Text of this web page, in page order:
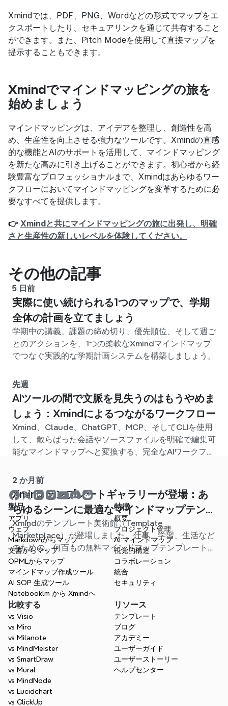
Xmindでは、PDF、PNG、Wordなどの形式でマップをエ
クスポートしたり、セキュアリンクを通じて共有すること
ができます。また、Pitch Modeを使用して直接マップを
提示することもできます。
Xmindでマインドマッピングの旅を
始めましょう
マインドマッピングは、アイデアを整理し、創造性を高
め、生産性を向上させる強力なツールです。Xmindの直感
的な機能とAIのサポートを活用して、マインドマッピング
を新たな高みに引き上げることができます。初心者から経
験豊富なプロフェッショナルまで、Xmindはあらゆるワー
クフローにおいてマインドマッピングを変革するために必
要なすべてを提供します。
👉 Xmindと共にマインドマッピングの旅に出発し、明確
さと生産性の新しいレベルを体験してください。
その他の記事
5 日前
実際に使い続けられる1つのマップで、学期
全体の計画を立てましょう
学期中の講義、課題の締め切り、優先順位、そして週ご
とのアクションを、1つの柔軟なXmindマインドマップ
でつなぐ実践的な学期計画システムを構築しましょう。
先週
AIツールの間で文脈を見失うのはもうやめま
しょう：Xmindによるつながるワークフロー
Xmind、Claude、ChatGPT、MCP、そしてCLIを使用
して、散らばった会話やソースファイルを明確で編集可
能なマインドマップへと変換する、完全なAIワークフロ
2 か月前
Xmind テンプレートギャラリーが登場：あ
らゆるシーンに最適なマインドマップテンプ
レートが見つかります
Xmindのテンプレート美術館（Template
Marketplace）が登場しました。仕事、学習、生活など
のための、何百もの無料マインドマップテンプレートが
用意されています。最適なスタート地点を見つけ、白紙
から始める手間を省きましょう。
製品
アプリ
ウェブ
Markdownからマップ
文書からマップ
OPMLからマップ
マインドマップ作成ツール
AI SOP 生成ツール
Notebooklm から Xmindへ
特徴
概要
プロジェクト管理
AI マインドマップ
視覚的構造
コラボレーション
統合
セキュリティ
比較する
vs Visio
vs Miro
vs Milanote
vs MindMeister
vs SmartDraw
vs Mural
vs MindNode
vs Lucidchart
vs ClickUp
リソース
テンプレート
ブログ
アカデミー
ユーザーガイド
ユーザーストーリー
ヘルプセンター